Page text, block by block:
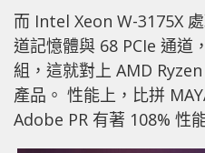
而 Intel Xeon W-3175X
道記憶體與 68 PCIe 通道
組，這就對上 AMD
產品。 性能上，比拼
Adobe PR 有著 108% 性